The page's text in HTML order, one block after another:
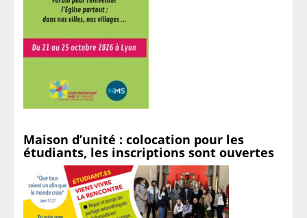
Maison d’unité : colocation pour les
étudiants, les inscriptions sont ouvertes